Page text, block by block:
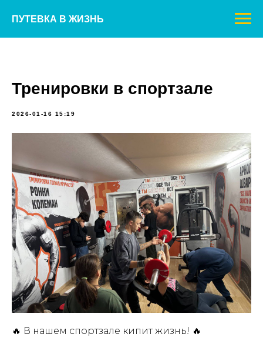
ПУТЕВКА В ЖИЗНЬ
Тренировки в спортзале
2026-01-16 15:19
🔥 В нашем спортзале кипит жизнь! 🔥